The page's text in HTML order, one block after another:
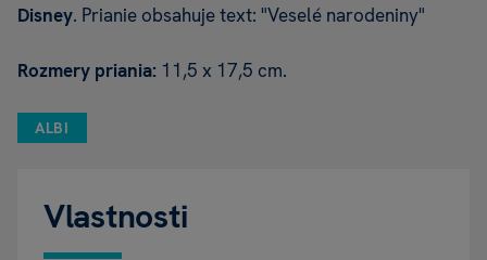
Disney. Prianie obsahuje text: "Veselé narodeniny"
Rozmery priania: 11,5 x 17,5 cm.
ALBI
Vlastnosti